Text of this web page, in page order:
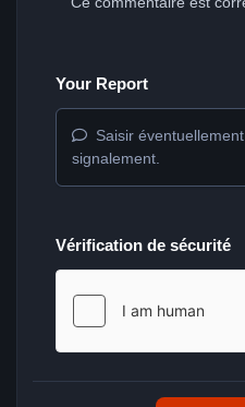
Your Report
Saisir
signalement.
Vérification de sécurité